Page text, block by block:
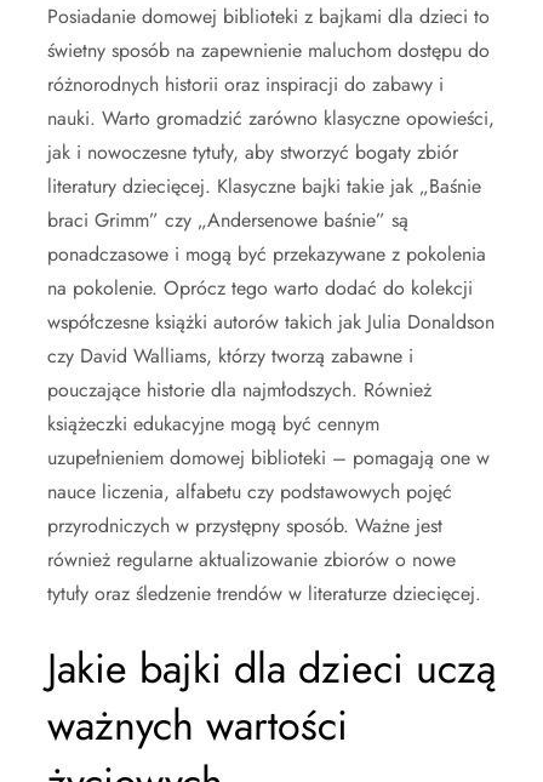
Posiadanie domowej biblioteki z bajkami dla dzieci to
świetny sposób na zapewnienie maluchom dostępu do
różnorodnych historii oraz inspiracji do zabawy i
nauki. Warto gromadzić zarówno klasyczne opowieści,
jak i nowoczesne tytuły, aby stworzyć bogaty zbiór
literatury dziecięcej. Klasyczne bajki takie jak „Baśnie
braci Grimm” czy „Andersenowe baśnie” są
ponadczasowe i mogą być przekazywane z pokolenia
na pokolenie. Oprócz tego warto dodać do kolekcji
współczesne książki autorów takich jak Julia Donaldson
czy David Walliams, którzy tworzą zabawne i
pouczające historie dla najmłodszych. Również
książeczki edukacyjne mogą być cennym
uzupełnieniem domowej biblioteki – pomagają one w
nauce liczenia, alfabetu czy podstawowych pojęć
przyrodniczych w przystępny sposób. Ważne jest
również regularne aktualizowanie zbiorów o nowe
tytuły oraz śledzenie trendów w literaturze dziecięcej.
Jakie bajki dla dzieci uczą
ważnych wartości